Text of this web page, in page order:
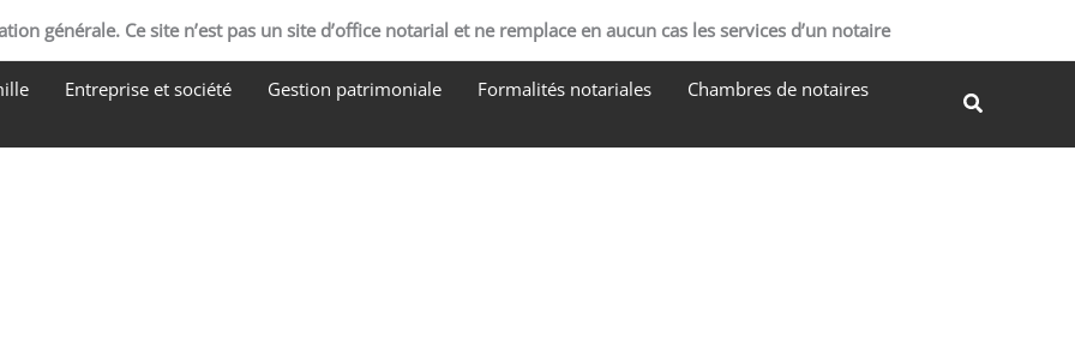
générale. Ce site n’est pas un site d’office notarial et ne remplace en aucun cas les services d’un notaire
Entreprise et société Gestion patrimoniale Formalités notariales
Chambres de notaires
Rechercher
e
c